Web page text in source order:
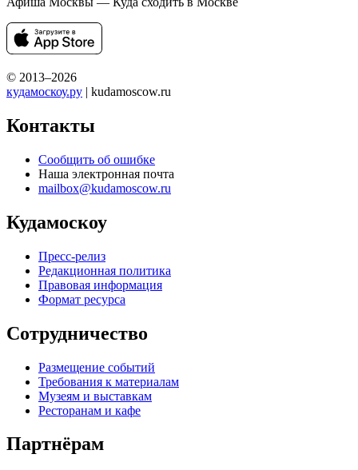
© 2013–2026
кудамоскоу.ру | kudamoscow.ru
Контакты
Сообщить об ошибке
Наша электронная почта
mailbox@kudamoscow.ru
Кудамоскоу
Пресс-релиз
Редакционная политика
Правовая информация
Формат ресурса
Сотрудничество
Размещение событий
Требования к материалам
Музеям и выставкам
Ресторанам и кафе
Партнёрам